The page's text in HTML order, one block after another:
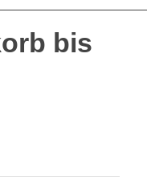
bis